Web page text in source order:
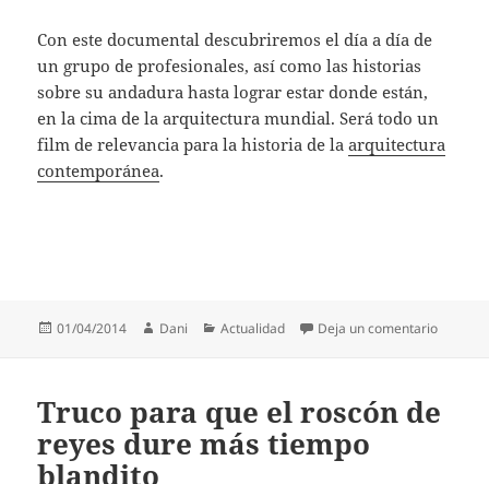
Con este documental descubriremos el día a día de
un grupo de profesionales, así como las historias
sobre su andadura hasta lograr estar donde están,
en la cima de la arquitectura mundial. Será todo un
film de relevancia para la historia de laarquitectura
contemporánea.
Publicado
01/04/2014 Autor
Dani Categorías
Actualidad Deja un comentarioen 5
Truco para que el roscón de
reyes dure más tiempo
blandito